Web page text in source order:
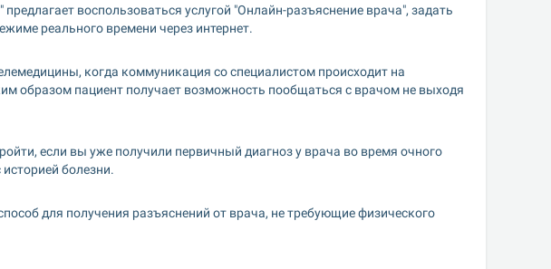
воспользоваться услугой "Онлайн-разъяснение врача", задать
реального времени через интернет.
когда коммуникация со специалистом происходит на
образом пациент получает возможность пообщаться с врачом не выходя
если вы уже получили первичный диагноз у врача во время очного
болезни.
для получения разъяснений от врача, не требующие физического